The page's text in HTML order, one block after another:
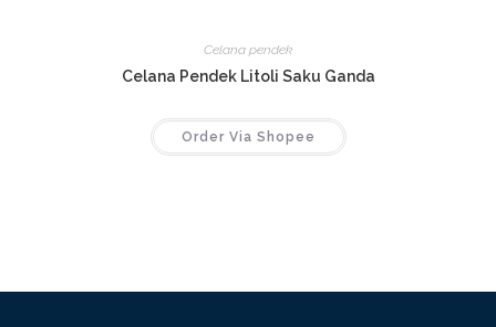
Celana pendek
Celana Pendek Litoli Saku Ganda
Order Via Shopee